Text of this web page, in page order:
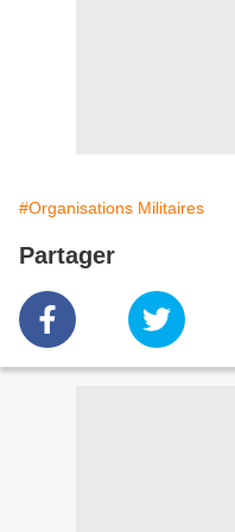
#Organisations Militaires
Partager